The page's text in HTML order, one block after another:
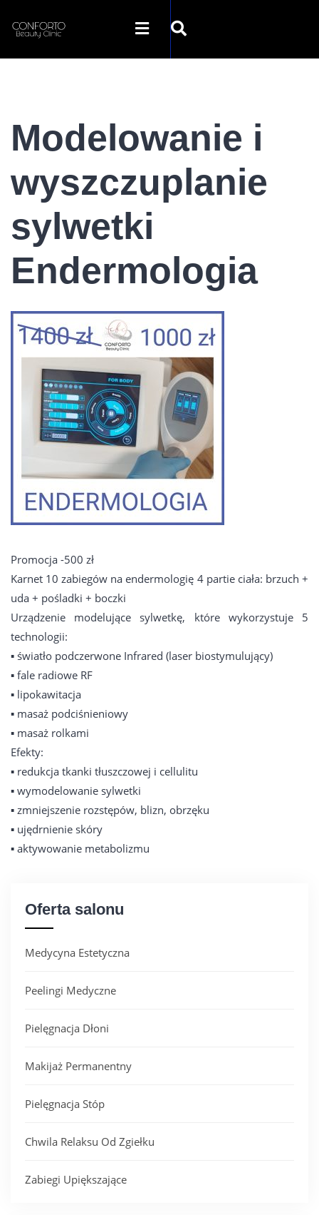
O NAS
SZKOLENIA
GALERIA
Oferta salonu
Medycyna Estetyczna
Peelingi Medyczne
Pielęgnacja Dłoni
Makijaż Permanentny
Pielęgnacja Stóp
Chwila Relaksu Od Zgiełku
Zabiegi Upiększające
Modelowanie i
wyszczuplanie
sylwetki
Endermologia
Promocja -500 zł
Karnet 10 zabiegów na endermologię 4 partie ciała: brzuch +
uda + pośladki + boczki
Urządzenie modelujące sylwetkę, które wykorzystuje 5
technologii:
▪️ światło podczerwone Infrared (laser biostymulujący)
▪️ fale radiowe RF
▪️ lipokawitacja
▪️ masaż podciśnieniowy
▪️ masaż rolkami
Efekty:
▪️ redukcja tkanki tłuszczowej i cellulitu
▪️ wymodelowanie sylwetki
▪️ zmniejszenie rozstępów, blizn, obrzęku
▪️ ujędrnienie skóry
▪️ aktywowanie metabolizmu